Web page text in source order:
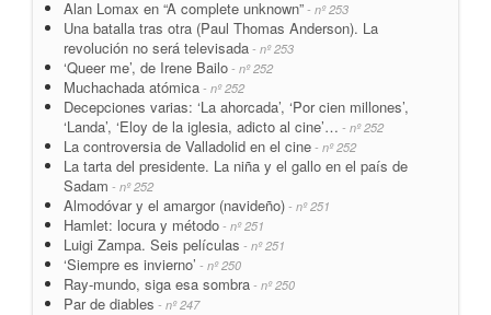
Alan Lomax en “A complete unknown” - nº 253
Una batalla tras otra (Paul Thomas Anderson). La
revolución no será televisada - nº 253
‘Queer me’, de Irene Bailo - nº 252
Muchachada atómica - nº 252
Decepciones varias: ‘La ahorcada’, ‘Por cien millones’,
‘Landa’, ‘Eloy de la iglesia, adicto al cine’… - nº 252
La controversia de Valladolid en el cine - nº 252
La tarta del presidente. La niña y el gallo en el país de
Sadam - nº 252
Almodóvar y el amargor (navideño) - nº 251
Hamlet: locura y método - nº 251
Luigi Zampa. Seis películas - nº 251
‘Siempre es invierno’ - nº 250
Ray-mundo, siga esa sombra - nº 250
Par de diables - nº 247